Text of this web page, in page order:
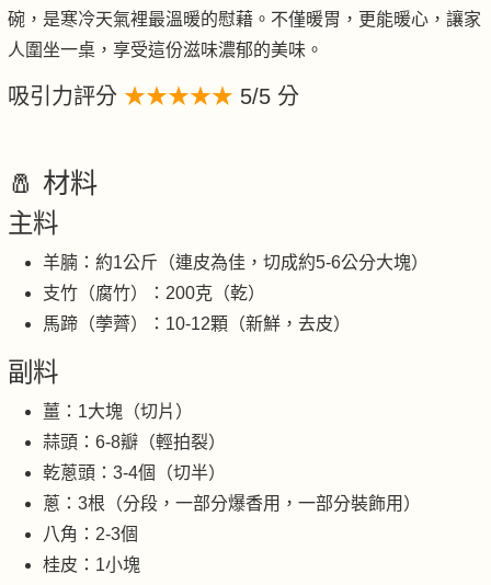
碗，是寒冷天氣裡最溫暖的慰藉。不僅暖胃，更能暖心，讓家
人圍坐一桌，享受這份滋味濃郁的美味。
吸引力評分 ★★★★★ 5/5 分
🧂 材料
主料
羊腩：約1公斤（連皮為佳，切成約5-6公分大塊）
支竹（腐竹）：200克（乾）
馬蹄（荸薺）：10-12顆（新鮮，去皮）
副料
薑：1大塊（切片）
蒜頭：6-8瓣（輕拍裂）
乾蔥頭：3-4個（切半）
蔥：3根（分段，一部分爆香用，一部分裝飾用）
八角：2-3個
桂皮：1小塊